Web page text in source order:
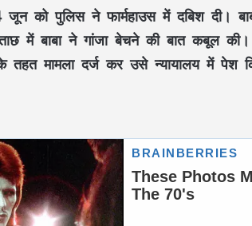
को पुलिस ने फार्महाउस में दबिश दी।
में बाबा ने गांजा बेचने की बात कबूल
तहत मामला दर्ज कर उसे न्यायालय में